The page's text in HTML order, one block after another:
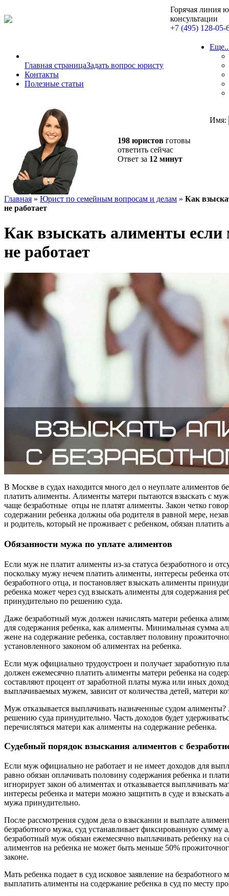
Горячая линия
консультации
+7 (495) 128-05-
Главная страницаЗадать вопрос юристу
Контакты
Полезные статьи
198 юристов готовы
ответить сейчас
Ответ за 12 минут
Имя:
Главная » Юрист по семейным вопросам и делам » Как
не работает
Как взыскать алименты
не работает
В Москве в судах находится много дел о неуплате алиментов
платить алименты. Алименты матери пытаются взыскать с
чаще безработные отцы не платят алименты. Закон четко
содержании ребенка должны оба родителя в равной мере,
и родитель, который не проживает с ребенком, обязан
Обязанности мужа по уплате алиментов
Если муж не платит алименты из-за статуса безработного и
поскольку мужу нечем платить алименты, интересы ребенка
безработного отца, и постановляет взыскать алименты
ребенка может через суд взыскать алименты для содержания
принудительно по решению суда.
Даже безработный муж должен начислять матери ребенка
для содержания ребенка, как алименты. Минимальная сумма
жене на содержание ребенка, составляет половину
установленного законом об алиментах на ребенка.
Если муж официально трудоустроен и получает заработную
должен ежемесячно платить алименты матери ребенка на
составляют процент от заработной платы мужа или иных
выплачиваемых мужем, зависит от количества детей, матери
Муж отказывается выплачивать назначенные судом
решению суда принудительно. Часть доходов будет
перечисляться матери как алименты на содержание ребенка.
Судебный порядок взыскания алиментов с
Если муж официально не работает и не имеет доходов для
равно обязан оплачивать половину содержания ребенка и
игнорирует закон об алиментах и отказывается выплачивать
интересы ребенка и матери можно защитить в суде и взыскать
мужа принудительно.
После рассмотрения судом дела о взыскании и выплате
безработного мужа, суд устанавливает фиксированную сумму
безработный муж обязан ежемесячно выплачивать ребенку на
алиментов на ребенка не может быть меньше 50%
законе.
Мать ребенка подает в суд исковое заявление на
выплатить алименты на содержание ребенка в суд по месту